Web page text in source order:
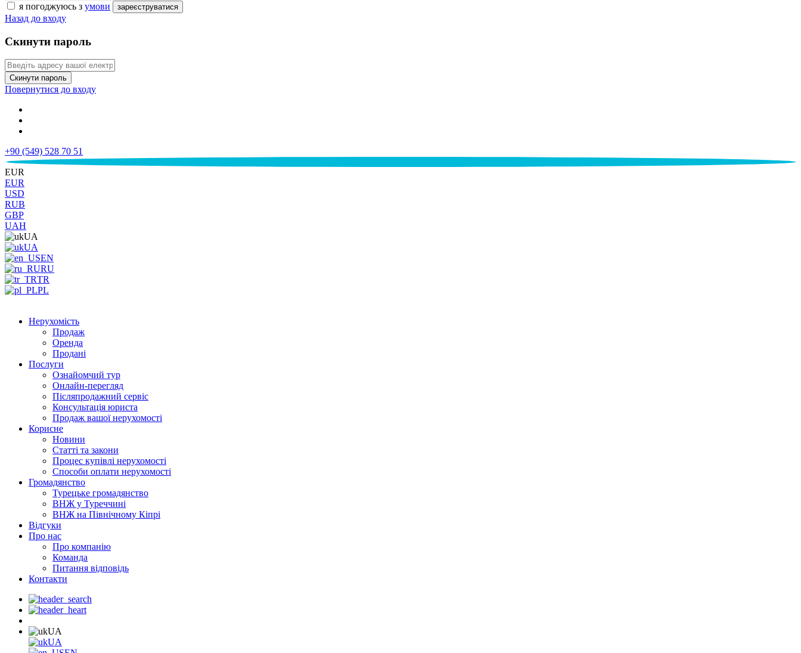
я погоджуюсь з умови зареєструватися
Назад до входу
Скинути пароль
Скинути пароль
Повернутися до входу
+90 (549) 528 70 51
€
EUR
EUR
USD
RUB
GBP
UAH
UA
UA
EN
RU
TR
PL
Нерухомість
Продаж
Оренда
Продані
Послуги
Ознайомчий тур
Онлайн-перегляд
Післяпродажний сервіс
Консультація юриста
Продаж вашої нерухомості
Корисне
Новини
Статті та закони
Процес купівлі нерухомості
Способи оплати нерухомості
Громадянство
Турецьке громадянство
ВНЖ у Туреччині
ВНЖ на Північному Кіпрі
Відгуки
Про нас
Про компанію
Команда
Питання відповідь
Контакти
UA
UA